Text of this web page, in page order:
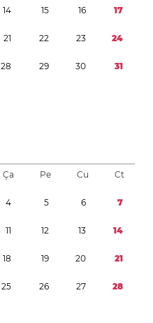
14 15 16 17
21 22 23 24
28 29 30 31
Ça Pe Cu Ct
4 5 6 7
11 12 13 14
18 19 20 21
25 26 27 28